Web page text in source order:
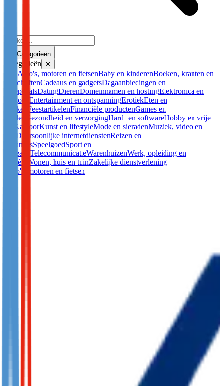
Categorieën
Categorieën ✕
Auto's, motoren en fietsenBaby en kinderenBoeken, kranten en
tijdschriftenCadeaus en gadgetsDagaanbiedingen en
groepdealsDatingDierenDomeinnamen en hostingElektronica en
witgoed
Entertainment en ontspanningErotiekEten en
drinken
FeestartikelenFinanciële productenGames en
spellen
Gezondheid en verzorgingHard- en softwareHobby en vrije
KantoorKunst en lifestyleMode en sieradenMuziek, video en
DVD Persoonlijke internetdienstenReizen en
vakantiesSpeelgoedSport en
recreatie TelecommunicatieWarenhuizenWerk, opleiding en
carrière
Wonen, huis en tuinZakelijke dienstverlening
Auto's, motoren en fietsen